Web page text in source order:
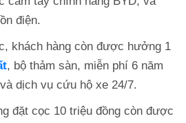
điện.
khách hàng còn được hưởng 1
, bộ thảm sàn, miễn phí 6 năm
dịch vụ cứu hộ xe 24/7.
đặt cọc 10 triệu đồng còn được